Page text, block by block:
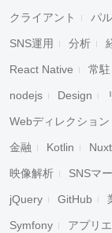
クライアント パ
SNS運用 分析
React Native 常駐
nodejs Design
Webディレクション
金融 Kotlin
映像解析 SNSマ
jQuery GitHub
Symfony アプリ